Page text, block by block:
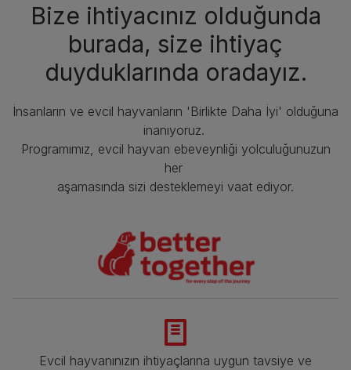
Bize ihtiyacınız olduğunda
burada, size ihtiyaç
duyduklarında oradayız.
İnsanların ve evcil hayvanların 'Birlikte Daha İyi' olduğuna
inanıyoruz.
Programımız, evcil hayvan ebeveynliği yolculuğunuzun
her
aşamasında sizi desteklemeyi vaat ediyor.
Evcil hayvanınızın ihtiyaçlarına uygun tavsiye ve